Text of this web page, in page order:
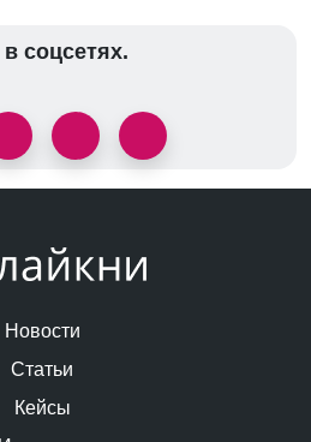
соцсетях.
Новости
Статьи
Кейсы